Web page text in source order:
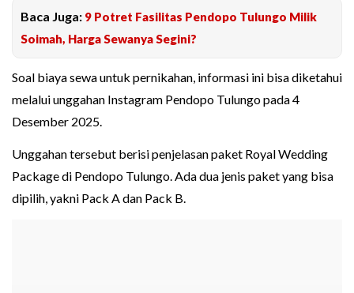
Baca Juga: 9 Potret Fasilitas Pendopo Tulungo Milik
Soimah, Harga Sewanya Segini?
Soal biaya sewa untuk pernikahan, informasi ini bisa diketahui
melalui unggahan Instagram Pendopo Tulungo pada 4
Desember 2025.
Unggahan tersebut berisi penjelasan paket Royal Wedding
Package di Pendopo Tulungo. Ada dua jenis paket yang bisa
dipilih, yakni Pack A dan Pack B.